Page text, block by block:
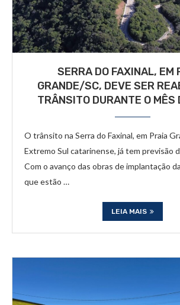
SERRA DO FAXINAL, EM
GRANDE/SC, DEVE SER
TRÂNSITO DURANTE O MÊS
O trânsito na Serra do Faxinal, em Praia
Extremo Sul catarinense, já tem previsão
Com o avanço das obras de implantação
que estão …
LEIA MAIS